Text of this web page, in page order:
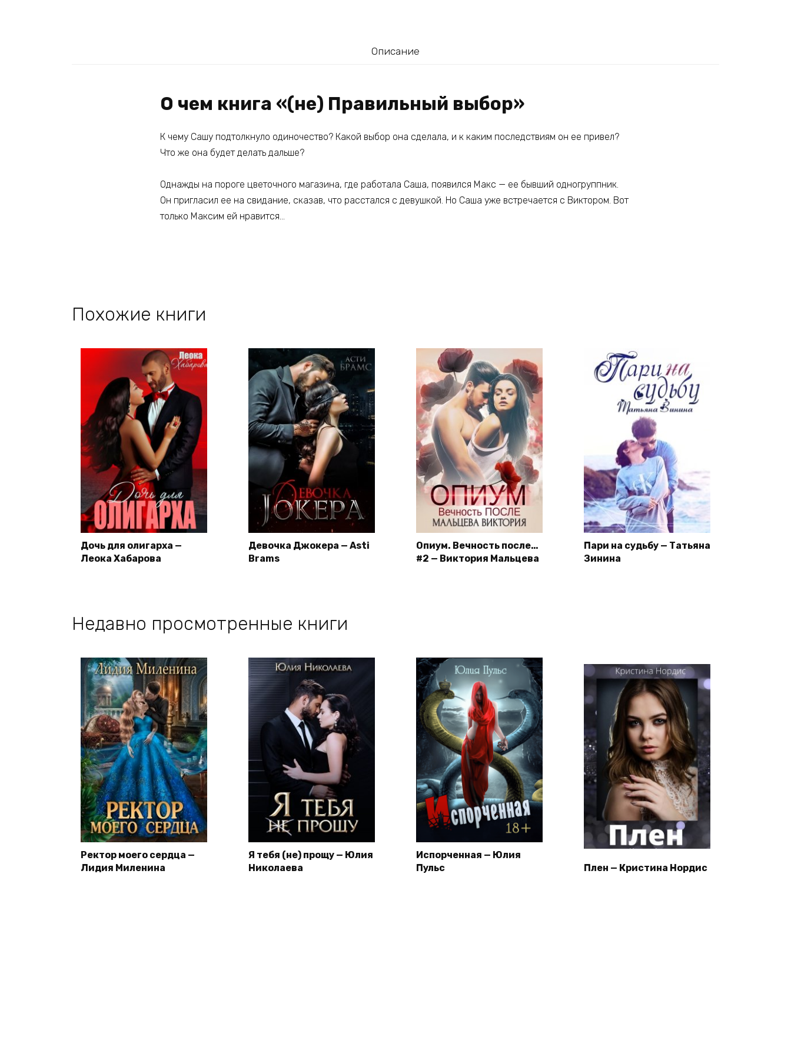
Описание
О чем книга «(не) Правильный выбор»
К чему Сашу подтолкнуло одиночество? Какой выбор она сделала, и к каким последствиям он ее привел?
Что же она будет делать дальше?
Однажды на пороге цветочного магазина, где работала Саша, появился Макс — ее бывший одногруппник.
Он пригласил ее на свидание, сказав, что расстался с девушкой. Но Саша уже встречается с Виктором. Вот
только Максим ей нравится…
Похожие книги
Дочь для олигарха —
Леока Хабарова
Девочка Джокера — Asti
Brams
Опиум. Вечность после…
#2 — Виктория Мальцева
Пари на судьбу — Татьяна
Зинина
Недавно просмотренные книги
Ректор моего сердца —
Лидия Миленина
Я тебя (не) прощу — Юлия
Николаева
Испорченная — Юлия
Пульс
Плен — Кристина Нордис